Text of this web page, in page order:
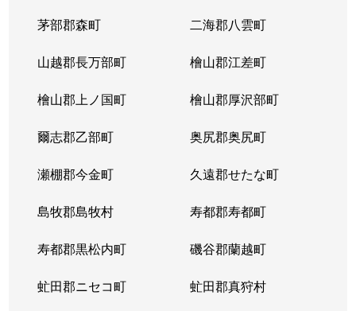
茅部郡森町 二海郡八雲町
山越郡長万部町 檜山郡江差町
檜山郡上ノ国町 檜山郡厚沢部町
爾志郡乙部町 奥尻郡奥尻町
瀬棚郡今金町 久遠郡せたな町
島牧郡島牧村 寿都郡寿都町
寿都郡黒松内町 磯谷郡蘭越町
虻田郡ニセコ町 虻田郡真狩村